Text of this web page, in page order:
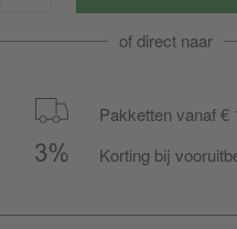
of direct naar
Pakketten vanaf €
Korting bij